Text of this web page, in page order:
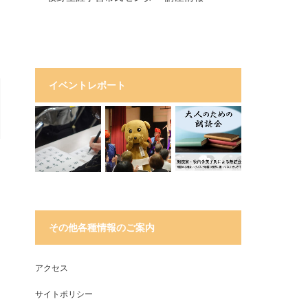
イベントレポート
その他各種情報のご案内
アクセス
サイトポリシー